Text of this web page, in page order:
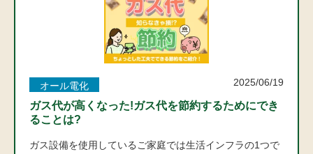
オール電化 2025/06/19
ガス代が高くなった!ガス代を節約するためにでき
ることは?
ガス設備を使用しているご家庭では生活インフラの1つで